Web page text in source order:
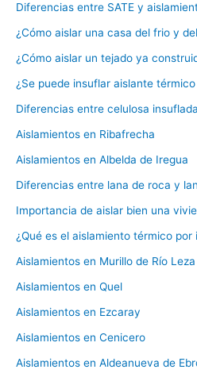
Diferencias entre SATE y
¿Cómo aislar una casa del frio y
¿Cómo aislar un tejado ya
¿Se puede insuflar aislante
Diferencias entre celulosa
Aislamientos en Ribafrecha
Aislamientos en Albelda de Iregua
Diferencias entre lana de roca y
Importancia de aislar bien una
¿Qué es el aislamiento térmico por
Aislamientos en Murillo de Río Leza
Aislamientos en Quel
Aislamientos en Ezcaray
Aislamientos en Cenicero
Aislamientos en Aldeanueva de